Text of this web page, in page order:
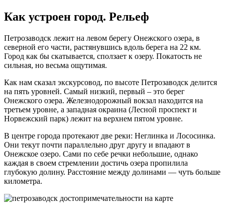
Как устроен город. Рельеф
Петрозаводск лежит на левом берегу Онежского озера, в
северной его части, растянувшись вдоль берега на 22 км.
Город как бы скатывается, сползает к озеру. Покатость не
сильная, но весьма ощутимая.
Как нам сказал экскурсовод, по высоте Петрозаводск делится
на пять уровней. Самый низкий, первый – это берег
Онежского озера. Железнодорожный вокзал находится на
третьем уровне, а западная окраина (Лесной проспект и
Норвежский парк) лежит на верхнем пятом уровне.
В центре города протекают две реки: Неглинка и Лососинка.
Они текут почти параллельно друг другу и впадают в
Онежское озеро. Сами по себе речки небольшие, однако
каждая в своем стремлении достичь озера пропилила
глубокую долину. Расстояние между долинами — чуть больше
километра.